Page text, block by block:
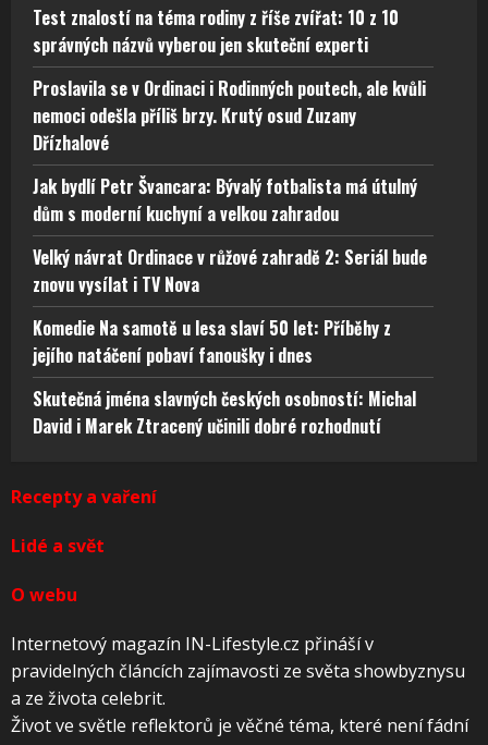
Test znalostí na téma rodiny z říše zvířat: 10 z 10
správných názvů vyberou jen skuteční experti
Proslavila se v Ordinaci i Rodinných poutech, ale kvůli
nemoci odešla příliš brzy. Krutý osud Zuzany
Dřízhalové
Jak bydlí Petr Švancara: Bývalý fotbalista má útulný
dům s moderní kuchyní a velkou zahradou
Velký návrat Ordinace v růžové zahradě 2: Seriál bude
znovu vysílat i TV Nova
Komedie Na samotě u lesa slaví 50 let: Příběhy z
jejího natáčení pobaví fanoušky i dnes
Skutečná jména slavných českých osobností: Michal
David i Marek Ztracený učinili dobré rozhodnutí
Recepty a vaření
Lidé a svět
O webu
Internetový magazín IN-Lifestyle.cz přináší v
pravidelných článcích zajímavosti ze světa showbyznysu
a ze života celebrit.
Život ve světle reflektorů je věčné téma, které není fádní